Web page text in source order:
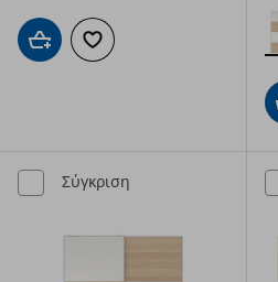
Προσθήκη στο καλάθι
Προσθήκη στα αγαπημένα
Σύγκριση